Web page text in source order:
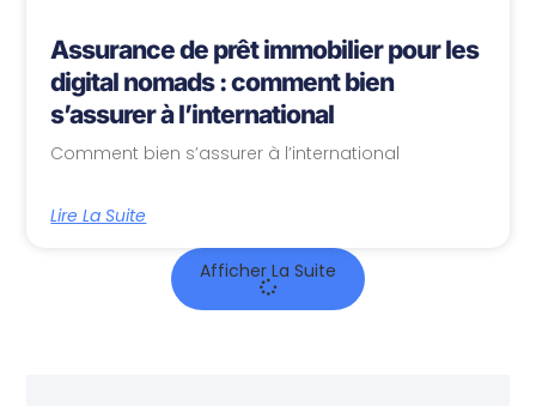
Assurance de prêt immobilier pour les
digital nomads : comment bien
s’assurer à l’international
Comment bien s’assurer à l’international
Lire La Suite
Afficher La Suite